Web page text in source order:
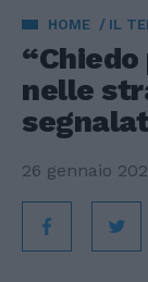
HOME IL
nelle
26 gennaio